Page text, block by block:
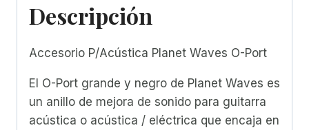
Descripción
Accesorio P/Acústica Planet Waves O-Port
El O-Port grande y negro de Planet Waves es
un anillo de mejora de sonido para guitarra
acústica o acústica / eléctrica que encaja en